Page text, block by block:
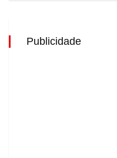
Publicidade